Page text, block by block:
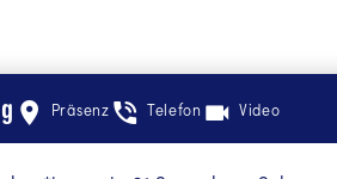
Präsenz Telefon Video